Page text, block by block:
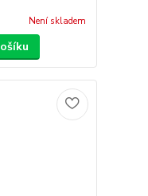
Není skladem